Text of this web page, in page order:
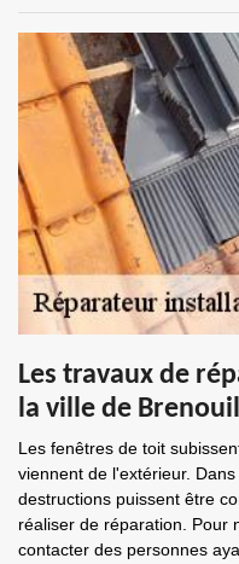
Les travaux de
la ville de
Les fenêtres de toit
viennent de l'extérieur.
destructions puissent être
réaliser de réparation. Pour
contacter des personnes